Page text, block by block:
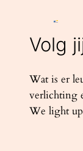
Volg
Wat is er
verlichting
We light